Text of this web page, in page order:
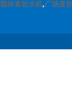
园林直饮水机,广场直